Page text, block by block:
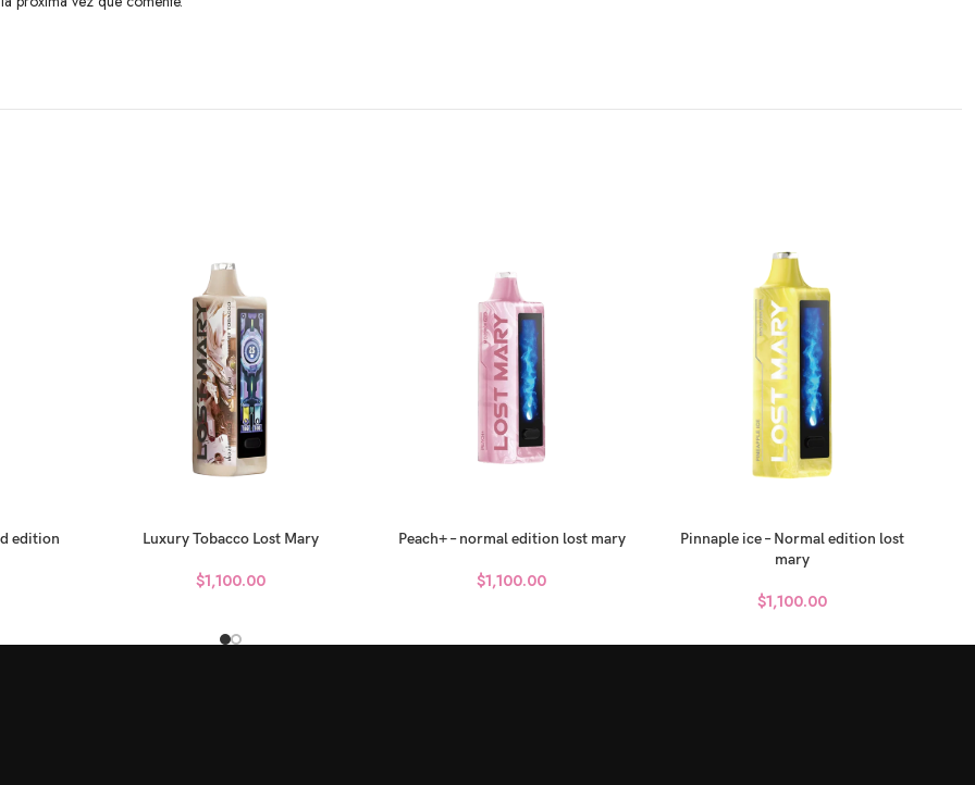
edition Luxury Tobacco Lost Mary
$1,100.00
Peach+ – normal edition lost mary
$1,100.00
Pinnaple ice – Normal edition lost
mary
$1,100.00